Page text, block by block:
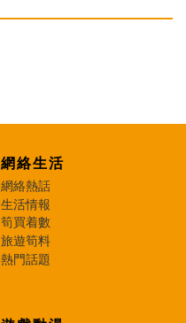
網絡生活
網絡熱話
生活情報
筍買着數
旅遊筍料
熱門話題